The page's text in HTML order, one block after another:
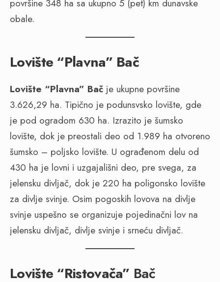
površine 348 ha sa ukupno 5 (pet) km dunavske
obale.
Lovište “Plavna” Bač
Lovište “Plavna” Bač je ukupne površine
3.626,29 ha. Tipično je podunsvsko lovište, gde
je pod ogradom 630 ha. Izrazito je šumsko
lovište, dok je preostali deo od 1.989 ha otvoreno
šumsko – poljsko lovište. U ograđenom delu od
430 ha je lovni i uzgajališni deo, pre svega, za
jelensku divljač, dok je 220 ha poligonsko lovište
za divlje svinje. Osim pogoskih lovova na divlje
svinje uspešno se organizuje pojedinačni lov na
jelensku divljač, divlje svinje i srneću divljač.
Lovište “Ristovača” Bač